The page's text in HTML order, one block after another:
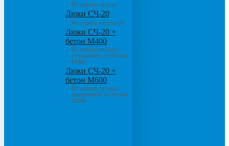
Из серого чугуна
Люки СЧ-20
Из серого чугуна 20
Люки СЧ-20 +
бетон М400
Из серого чугуна с
основанием из бетона
М400
Люки СЧ-20 +
бетон М600
Из серого чугуна с
основанием из бетона
М600